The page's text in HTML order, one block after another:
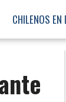
CHILENOS EN